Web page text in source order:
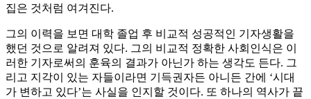
집은 것처럼 여겨진다.
그의 이력을 보면 대학 졸업 후 비교적 성공적인 기자생활을
했던 것으로 알려져 있다. 그의 비교적 정확한 사회인식은 이
러한 기자로써의 훈육의 결과가 아닌가 하는 생각도 든다. 그
리고 지각이 있는 자들이라면 기득권자든 아니든 간에 ‘시대
가 변하고 있다’는 사실을 인지할 것이다. 또 하나의 역사가 끝